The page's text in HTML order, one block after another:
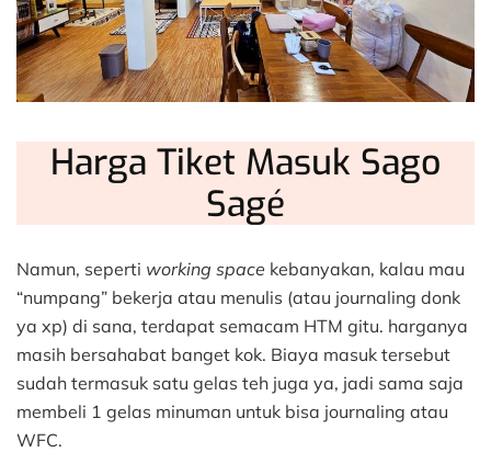
Harga Tiket Masuk Sago
Sagé
Namun, seperti working space kebanyakan, kalau mau
“numpang” bekerja atau menulis (atau journaling donk
ya xp) di sana, terdapat semacam HTM gitu. harganya
masih bersahabat banget kok. Biaya masuk tersebut
sudah termasuk satu gelas teh juga ya, jadi sama saja
membeli 1 gelas minuman untuk bisa journaling atau
WFC.